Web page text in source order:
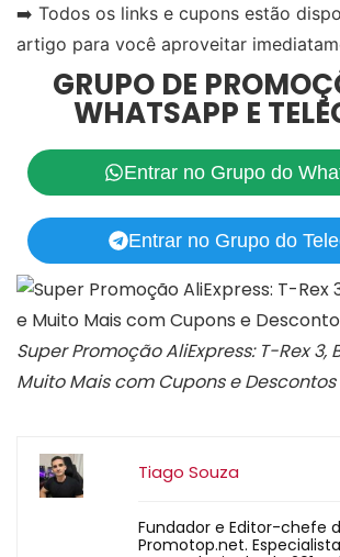
➡️ Todos os links e cupons estão
artigo para você aproveitar
GRUPO DE
WHATSAPP E
Entrar no Grupo do
Entrar no Grupo do
Super Promoção AliExpress: T-Rex 3,
Muito Mais com Cupons e Descontos
Tiago Souza
Fundador e Editor-chefe
Promotop.net.